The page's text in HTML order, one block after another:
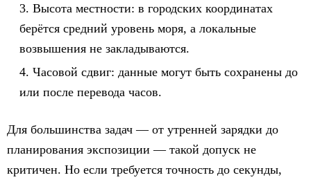
Высота местности: в городских координатах
берётся средний уровень моря, а локальные
возвышения не закладываются.
Часовой сдвиг: данные могут быть сохранены до
или после перевода часов.
Для большинства задач — от утренней зарядки до
планирования экспозиции — такой допуск не
критичен. Но если требуется точность до секунды,